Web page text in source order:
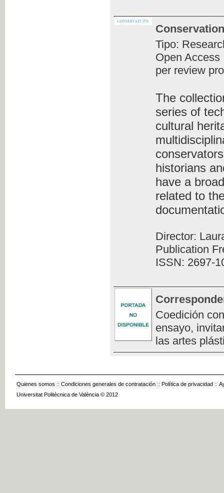
Tipo:
Open Access
per review
The
series of
cultural
historians
have a
related to
Director:
Publication
ISSN: 2697-
Coedición
ensayo,
las artes
Quienes somos :: Condiciones generales de contratación :: Política de privacidad ::
Universitat Politècnica de València © 2012